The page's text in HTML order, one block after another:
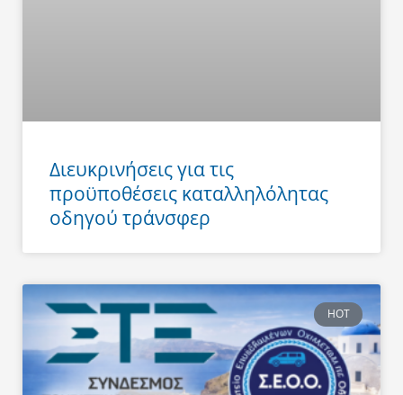
Διευκρινήσεις για τις
προϋποθέσεις καταλληλόλητας
οδηγού τράνσφερ
HOT